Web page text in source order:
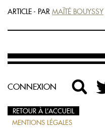
ARTICLE - PAR MAÏTÉ BOUYSSY
CONNEXION
RETOUR À L’ACCUEIL
MENTIONS LÉGALES